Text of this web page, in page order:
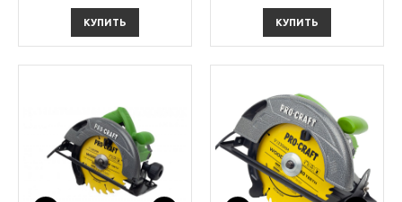
КУПИТЬ КУПИТЬ